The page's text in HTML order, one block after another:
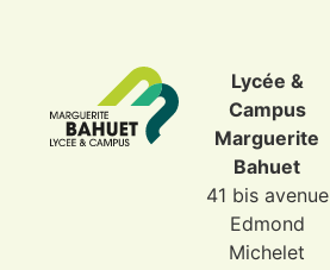
Lycée &
Campus
Marguerite
Bahuet
41 bis avenue
Edmond
Michelet